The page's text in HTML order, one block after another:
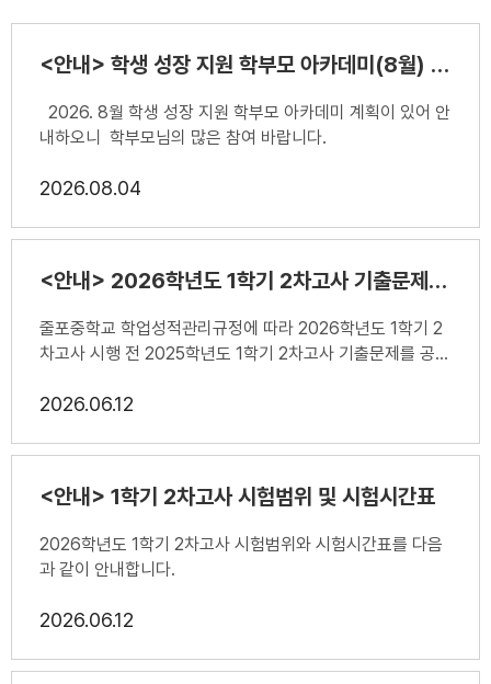
<안내> 학생 성장 지원 학부모 아카데미(8월) 안내
2026. 8월 학생 성장 지원 학부모 아카데미 계획이 있어 안
내하오니 학부모님의 많은 참여 바랍니다.
2026 08.04
<안내> 2026학년도 1학기 2차고사 기출문제 공개
줄포중학교 학업성적관리규정에 따라 2026학년도 1학기 2
차고사 시행 전 2025학년도 1학기 2차고사 기출문제를 공개
동안 12:40~13:10까지 교무실에 비치된 전년도 동학기 기
대로 평가담당교사의 관리 하에 교무실 공용책상에서 열람할
2026 06.12
<안내> 1학기 2차고사 시험범위 및 시험시간표
2026학년도 1학기 2차고사 시험범위와 시험시간표를 다음
과 같이 안내합니다.
2026 06.12